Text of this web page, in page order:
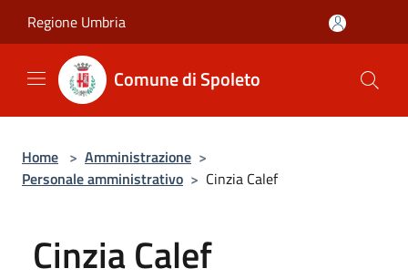
Regione Umbria
Comune di Spoleto
Home > Amministrazione >
Personale amministrativo > Cinzia Calef
Cinzia Calef